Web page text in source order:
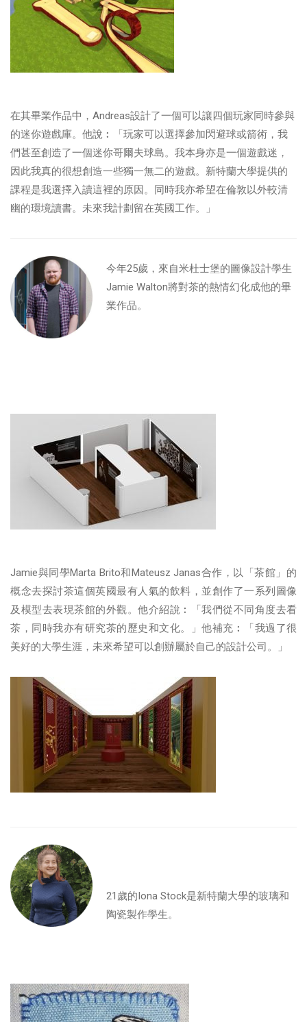
在其畢業作品中，Andreas設計了一個可以讓四個玩家同時參與
的迷你遊戲庫。他說︰「玩家可以選擇參加閃避球或箭術，我
們甚至創造了一個迷你哥爾夫球島。我本身亦是一個遊戲迷，
因此我真的很想創造一些獨一無二的遊戲。新特蘭大學提供的
課程是我選擇入讀這裡的原因。同時我亦希望在倫敦以外較清
幽的環境讀書。未來我計劃留在英國工作。」
今年25歲，來自米杜士堡的圖像設計學生
Jamie Walton將對茶的熱情幻化成他的畢
業作品。
Jamie與同學Marta Brito和Mateusz Janas合作，以「茶館」的
概念去探討茶這個英國最有人氣的飲料，並創作了一系列圖像
及模型去表現茶館的外觀。他介紹說︰「我們從不同角度去看
茶，同時我亦有研究茶的歷史和文化。」他補充︰「我過了很
美好的大學生涯，未來希望可以創辦屬於自己的設計公司。」
21歲的Iona Stock是新特蘭大學的玻璃和
陶瓷製作學生。